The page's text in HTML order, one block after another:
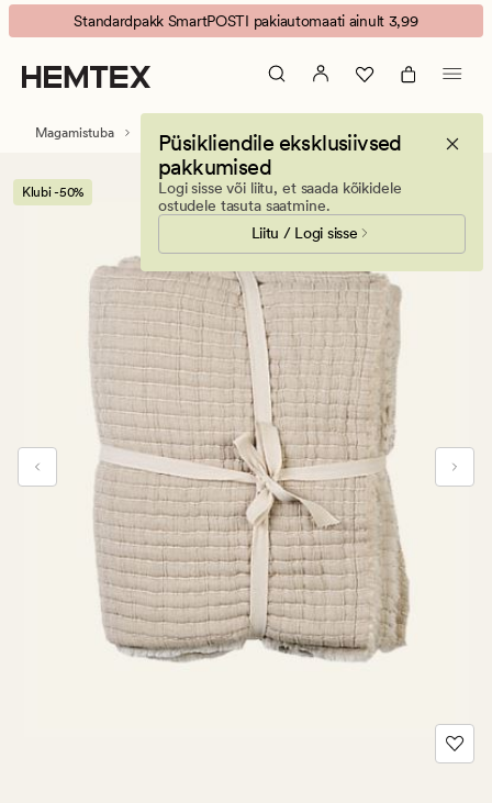
Lonnie
päevatekk
naturaalne
toon
Animated
banner.
Press
ESCAPE
Standardpakk SmartPOSTI pakiautomaati ainult 3,99
Püsikliendile eksklusiivsed
pakkumised
Logi sisse või liitu, et saada kõikidele
ostudele tasuta saatmine.
Liitu / Logi sisse
Magamistuba Päevatekid
Klubi -50%